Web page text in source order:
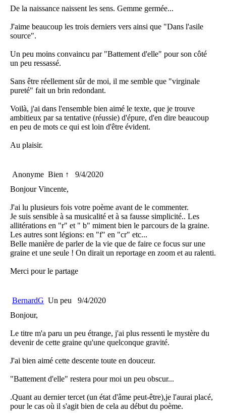
De la naissance naissent les sens. Gemme germée...
J'aime beaucoup les trois derniers vers ainsi que "Dans l'asile
source".
Un peu moins convaincu par "Battement d'elle" pour son côté
un peu ressassé.
Sans être réellement sûr de moi, il me semble que "virginale
pureté" fait un brin redondant.
Voilà, j'ai dans l'ensemble bien aimé le texte, que je trouve
ambitieux par sa tentative (réussie) d'épure, d'en dire beaucoup
en peu de mots ce qui est loin d'être évident.
Au plaisir.
Anonyme Bien ↑
9/4/2020
Bonjour Vincente,
J'ai lu plusieurs fois votre poème avant de le commenter.
Je suis sensible à sa musicalité et à sa fausse simplicité.. Les
allitérations en "r" et " b" miment bien le parcours de la graine.
Les autres sont légions: en "f" en "cr" etc...
Belle manière de parler de la vie que de faire ce focus sur une
graine et une seule ! On dirait un reportage en zoom et au ralenti.
Merci pour le partage
BernardG Un peu
9/4/2020
Bonjour,
Le titre m'a paru un peu étrange, j'ai plus ressenti le mystère du
devenir de cette graine qu'une quelconque gravité.
J'ai bien aimé cette descente toute en douceur.
"Battement d'elle" restera pour moi un peu obscur...
.Quant au dernier tercet (un état d'âme peut-être),je l'aurai placé,
pour le cas où il s'agit bien de cela au début du poème.